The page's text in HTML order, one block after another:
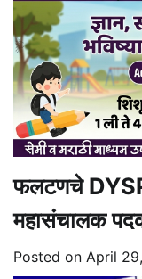
फलटणचे DYSP
महासंचालक
Posted on April